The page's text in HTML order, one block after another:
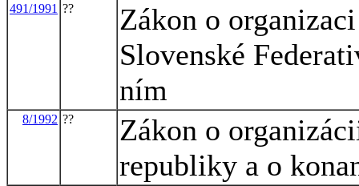
491/1991 ??
Zákon o
Slovenské
ním
8/1992 ??
Zákon o
republiky a o